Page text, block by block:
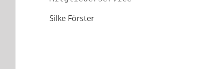
Silke Förster